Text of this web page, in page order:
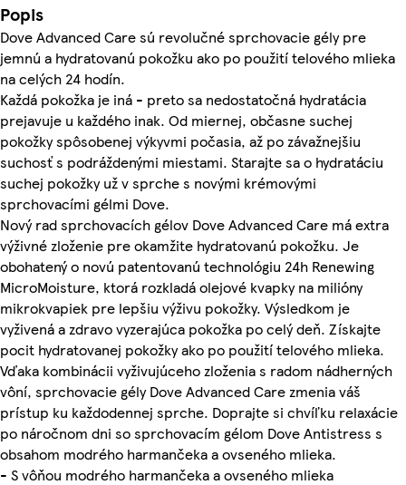
Popis
Dove Advanced Care sú revolučné sprchovacie gély pre
jemnú a hydratovanú pokožku ako po použití telového mlieka
na celých 24 hodín.
Každá pokožka je iná - preto sa nedostatočná hydratácia
prejavuje u každého inak. Od miernej, občasne suchej
pokožky spôsobenej výkyvmi počasia, až po závažnejšiu
suchosť s podráždenými miestami. Starajte sa o hydratáciu
suchej pokožky už v sprche s novými krémovými
sprchovacími gélmi Dove.
Nový rad sprchovacích gélov Dove Advanced Care má extra
výživné zloženie pre okamžite hydratovanú pokožku. Je
obohatený o novú patentovanú technológiu 24h Renewing
MicroMoisture, ktorá rozkladá olejové kvapky na milióny
mikrokvapiek pre lepšiu výživu pokožky. Výsledkom je
vyživená a zdravo vyzerajúca pokožka po celý deň. Získajte
pocit hydratovanej pokožky ako po použití telového mlieka.
Vďaka kombinácii vyživujúceho zloženia s radom nádherných
vôní, sprchovacie gély Dove Advanced Care zmenia váš
prístup ku každodennej sprche. Doprajte si chvíľku relaxácie
po náročnom dni so sprchovacím gélom Dove Antistress s
obsahom modrého harmančeka a ovseného mlieka.
- S vôňou modrého harmančeka a ovseného mlieka